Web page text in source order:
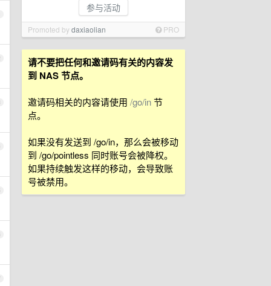
参与活动
Promoted bydaxiaolian PRO
请不要把任何和邀请码有关的内容发
到 NAS 节点。
邀请码相关的内容请使用 /go/in节
点。
如果没有发送到 /go/in，那么会被移动
到 /go/pointless 同时账号会被降权。
如果持续触发这样的移动，会导致账
号被禁用。